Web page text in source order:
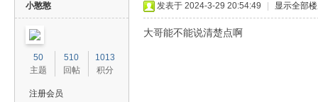
小憨憨
50
主题
510
回帖
1013
积分
注册会员
发表于 2024-3-29 20:54:49 显示全部
大哥能不能说清楚点啊